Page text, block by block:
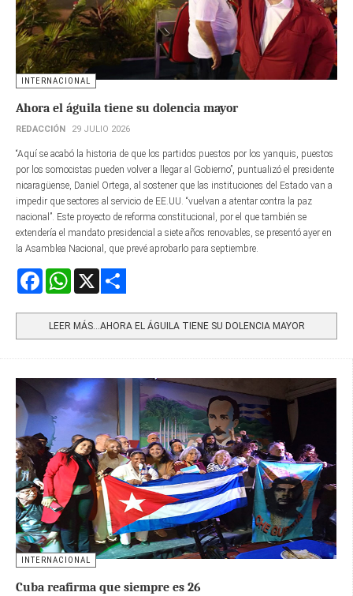
INTERNACIONAL
Ahora el águila tiene su dolencia mayor
REDACCIÓN 29 JULIO 2026
“Aquí se acabó la historia de que los partidos puestos por los yanquis, puestos
por los somocistas pueden volver a llegar al Gobierno”, puntualizó el presidente
nicaragüense, Daniel Ortega, al sostener que las instituciones del Estado van a
impedir que sectores al servicio de EE.UU. “vuelvan a atentar contra la paz
nacional”. Este proyecto de reforma constitucional, por el que también se
extendería el mandato presidencial a siete años renovables, se presentó ayer en
la Asamblea Nacional, que prevé aprobarlo para septiembre.
FacebookWhatsApp
LEER MÁS…AHORA EL ÁGUILA TIENE SU DOLENCIA MAYOR
INTERNACIONAL
Cuba reafirma que siempre es 26